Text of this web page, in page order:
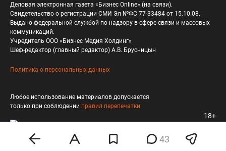
43
Деловая электронная газета «Бизнес Online» (на связи).
Свидетельство о регистрации СМИ Эл №ФС 77-33484 от 15.10.08.
Выдано федеральной службой по надзору в сфере связи и массовых
коммуникаций.
Учредитель ООО «Бизнес Медия Холдинг»
Шеф-редактор (главный редактор) А.В. Брусницын
Политика о персональных данных
Любое использование материалов допускается
только при соблюдении правил перепечатки
18+